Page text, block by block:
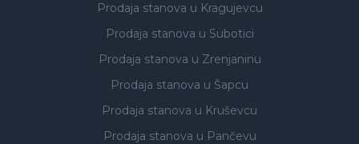
Prodaja stanova u Kragujevcu
Prodaja stanova u Subotici
Prodaja stanova u Zrenjaninu
Prodaja stanova u Šapcu
Prodaja stanova u Kruševcu
Prodaja stanova u Pančevu